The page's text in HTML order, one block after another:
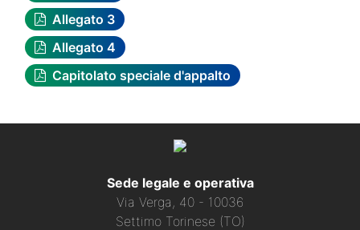
Allegato 3
Allegato 4
Capitolato speciale d'appalto
Sede legale e operativa
Via Verga, 40 - 10036
Settimo Torinese (TO)